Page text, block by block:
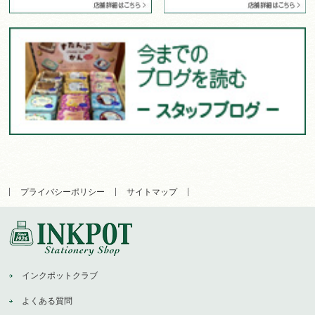
プライバシーポリシー サイトマップ
インクポットクラブ
よくある質問